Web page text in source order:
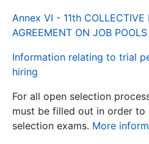
Show/Hide
Annex VI - 11th COLLECTIVE
AGREEMENT ON JOB POOLS
Information relating to trial
hiring
For all open selection
must be filled out in order
selection exams. More